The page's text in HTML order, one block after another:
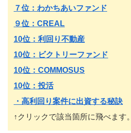
７位：わかちあいファンド
９位：CREAL
10位：利回り不動産
10位：ビクトリーファンド
10位：COMMOSUS
10位：投活
・高利回り案件に出資する秘訣
↑クリックで該当箇所に飛べます。